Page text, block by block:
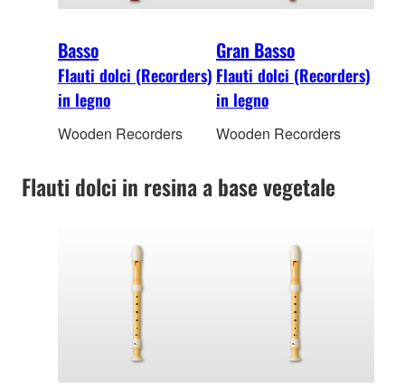
Basso
Flauti dolci (Recorders)
in legno
Wooden Recorders
Gran Basso
Flauti dolci (Recorders)
in legno
Wooden Recorders
Flauti dolci in resina a base vegetale